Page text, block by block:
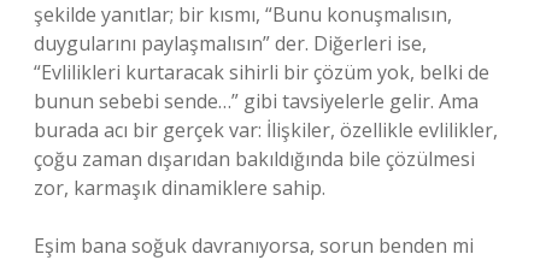
şekilde yanıtlar; bir kısmı, “Bunu konuşmalısın,
duygularını paylaşmalısın” der. Diğerleri ise,
“Evlilikleri kurtaracak sihirli bir çözüm yok, belki de
bunun sebebi sende…” gibi tavsiyelerle gelir. Ama
burada acı bir gerçek var: İlişkiler, özellikle evlilikler,
çoğu zaman dışarıdan bakıldığında bile çözülmesi
zor, karmaşık dinamiklere sahip.
Eşim bana soğuk davranıyorsa, sorun benden mi